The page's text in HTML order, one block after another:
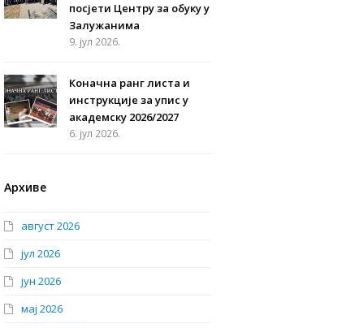
посјети Центру за обуку у
Залужанима
9. јул 2026.
Коначна ранг листа и
инструкције за упис у
академску 2026/2027
6. јул 2026.
Архиве
август 2026
јул 2026
јун 2026
мај 2026